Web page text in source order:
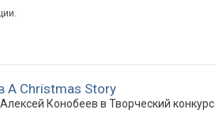
A Christmas Story
Конобеев в Творческий конкурс